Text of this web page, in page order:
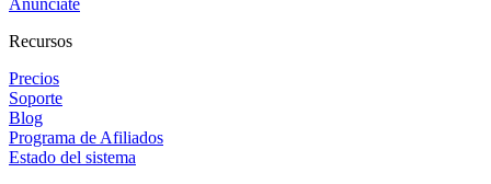
Anúnciate
Recursos
Precios
Soporte
Blog
Programa de Afiliados
Estado del sistema